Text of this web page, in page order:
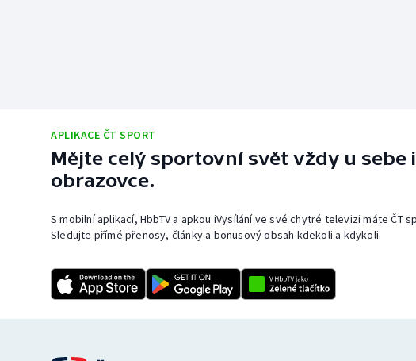
APLIKACE ČT SPORT
Mějte celý sportovní svět vždy u sebe
obrazovce.
S mobilní aplikací, HbbTV a apkou iVysílání ve své chytré televizi máte ČT
Sledujte přímé přenosy, články a bonusový obsah kdekoli a kdykoli.